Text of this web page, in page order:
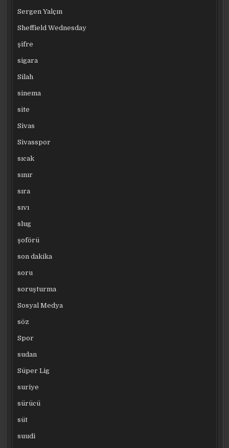
Sergen Yalçın
Sheffield Wednesday
şifre
sigara
Silah
sinema
site
Sivas
Sivasspor
sıcak
sınır
sıra
sıvı
slug
şoförü
son dakika
soru
soruşturma
Sosyal Medya
söz
Spor
sudan
Süper Lig
suriye
sürücü
süt
suudi